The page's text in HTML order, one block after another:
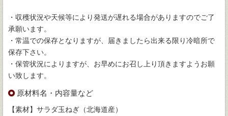
・収穫状況や天候等により発送が遅れる場合がありますのでご了
承願います。
・常温での保存となりますが、届きましたら出来る限り冷暗所で
保存下さい。
・保管状況によりますが、お早めにお召し上り頂きますようお願
い致します。
原材料名・内容量など
【素材】サラダ玉ねぎ（北海道産）